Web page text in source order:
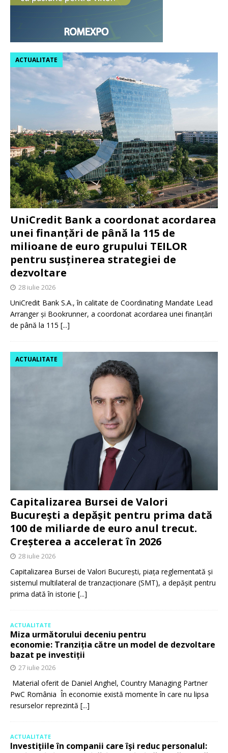
UniCredit Bank a coordonat acordarea
unei finanțări de până la 115 de
milioane de euro grupului TEILOR
pentru susținerea strategiei de
dezvoltare
ACTUALITATE
28 iulie 2026
UniCredit Bank S.A., în calitate de Coordinating Mandate Lead
Arranger și Bookrunner, a coordonat acordarea unei finanțări
de până la 115 [...]
Capitalizarea Bursei de Valori
București a depășit pentru prima dată
100 de miliarde de euro anul trecut.
Creșterea a accelerat în 2026
ACTUALITATE
28 iulie 2026
Capitalizarea Bursei de Valori București, piața reglementată și
sistemul multilateral de tranzacționare (SMT), a depășit pentru
prima dată în istorie [...]
ACTUALITATE
Miza următorului deceniu pentru
economie: Tranziția către un model de dezvoltare
bazat pe investiții
27 iulie 2026
Material oferit de Daniel Anghel, Country Managing Partner
PwC România În economie există momente în care nu lipsa
resurselor reprezintă [...]
ACTUALITATE
Investițiile în companii care își reduc personalul: